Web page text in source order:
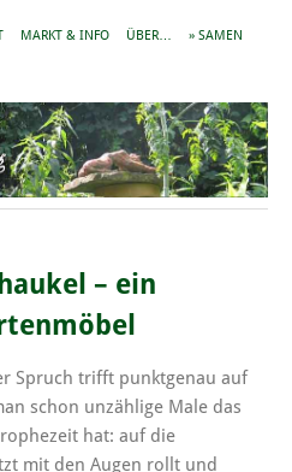
MARKT & INFO ÜBER… » SAMEN
– ein
Spruch trifft punktgenau auf
schon unzählige Male das
hat: auf die
mit den Augen rollt und